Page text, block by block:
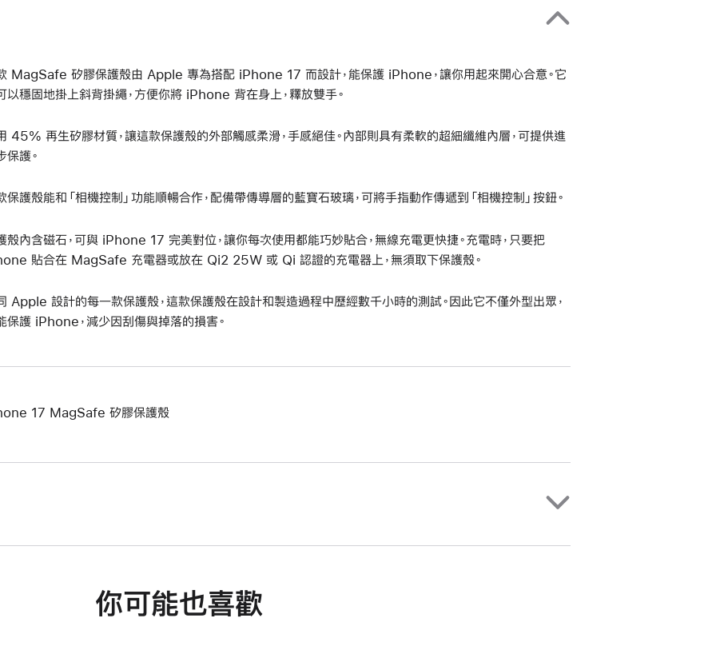
MagSafe 矽膠保護殼由 Apple 專為搭配 iPhone 17 而設計，能保護 iPhone，讓你用起來開心合意。它
以穩固地掛上斜背掛繩，方便你將 iPhone 背在身上，釋放雙手。
45% 再生矽膠材質，讓這款保護殼的外部觸感柔滑，手感絕佳。內部則具有柔軟的超細纖維內層，可提供進
保護。
保護殼能和「相機控制」功能順暢合作，配備帶傳導層的藍寶石玻璃，可將手指動作傳遞到「相機控制」按鈕。
殼內含磁石，可與 iPhone 17 完美對位，讓你每次使用都能巧妙貼合，無線充電更快捷。充電時，只要把
貼合在 MagSafe 充電器或放在 Qi2 25W 或 Qi 認證的充電器上，無須取下保護殼。
Apple 設計的每一款保護殼，這款保護殼在設計和製造過程中歷經數千小時的測試。因此它不僅外型出眾，
保護 iPhone，減少因刮傷與掉落的損害。
17 MagSafe 矽膠保護殼
你可能也喜歡